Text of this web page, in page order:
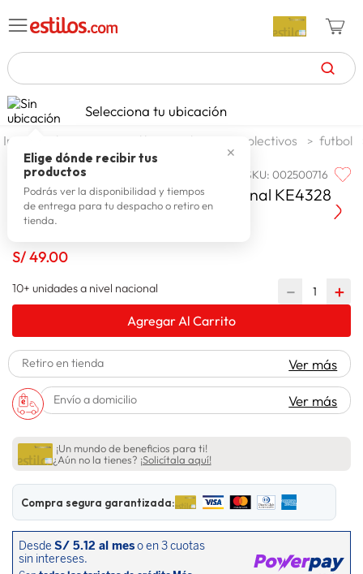
TÉRMINOS MÁS BUSCADOS
1. celulares
2. zapatillas mujer
3. zapatillas hombre
4. moda
laptop
9. cocina
lavadora
Selecciona tu ubicación
✕
Elige dónde recibir tus
productos
Podrás ver la disponibilidad y tiempos
de entrega para tu despacho o retiro en
tienda.
deportes y aire libre deportes colectivos futbol
ADIDAS SKU:002500716
Adidas Mini Balon Trionda de la Final KE4328
S/49.00
10+ unidades a nivel nacional ＋
－
Agregar Al Carrito
Retiro en tienda Ver más
Envío a domicilio Ver más
¡Un mundo de beneficios para ti!
¿Aún no la tienes? ¡Solicítala aquí!
Compra segura garantizada: